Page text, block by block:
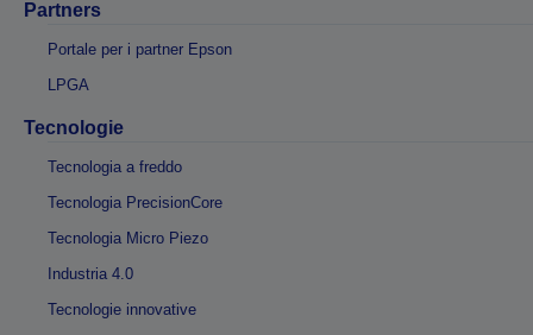
Partners
Portale per i partner Epson
LPGA
Tecnologie
Tecnologia a freddo
Tecnologia PrecisionCore
Tecnologia Micro Piezo
Industria 4.0
Tecnologie innovative